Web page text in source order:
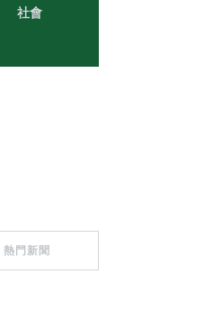
頭條
熱門新聞